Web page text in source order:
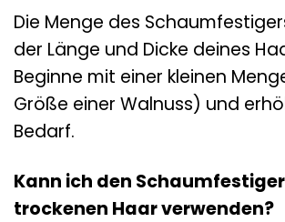
Die Menge des
der Länge und Dicke deines
Beginne mit einer kleinen
Größe einer Walnuss) und
Bedarf.
Kann ich den
trockenen Haar verwenden?